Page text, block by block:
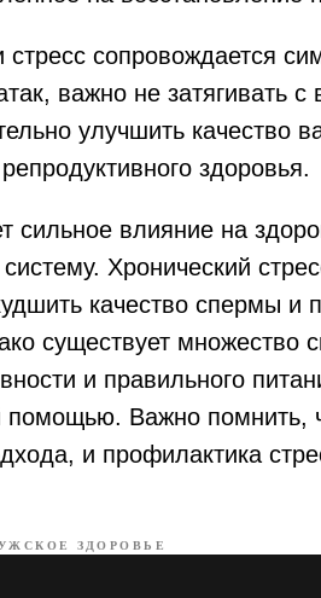
стресс сопровождается
важно не затягивать с
улучшить качество
здоровья.
сильное влияние на
Хронический
качество спермы и
существует множество
и правильного
помощью. Важно помнить,
и профилактика
ЗДОРОВЬЕ